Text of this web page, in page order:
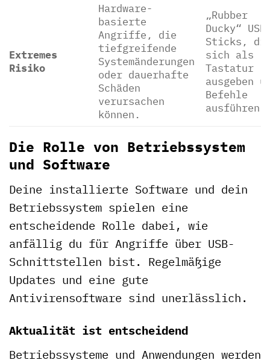
Extremes
Risiko
Hardware-
basierte
Angriffe, die
tiefgreifende
Systemänderungen
oder dauerhafte
Schäden
verursachen
können.
„Rubber
Ducky“
Sticks,
sich als
Tastatur
ausgeben
Befehle
ausführen.
Die Rolle von Betriebssystem
und Software
Deine installierte Software und dein
Betriebssystem spielen eine
entscheidende Rolle dabei, wie
anfällig du für Angriffe über USB-
Schnittstellen bist. Regelmäßige
Updates und eine gute
Antivirensoftware sind unerlässlich.
Aktualität ist entscheidend
Betriebssysteme und Anwendungen werden